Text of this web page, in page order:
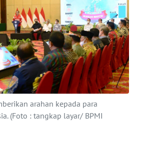
arahan kepada para
(Foto : tangkap layar/ BPMI